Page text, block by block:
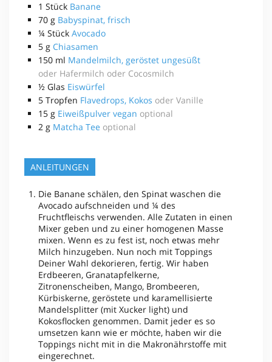
1 Stück Banane
70 g Babyspinat, frisch
¼ Stück Avocado
5 g Chiasamen
150 ml Mandelmilch, geröstet ungesüßt
oder Hafermilch oder Cocosmilch
½ Glas Eiswürfel
5 Tropfen Flavedrops, Kokos oder Vanille
15 g Eiweißpulver vegan optional
2 g Matcha Tee optional
ANLEITUNGEN
Die Banane schälen, den Spinat waschen die
Avocado aufschneiden und ¼ des
Fruchtfleischs verwenden. Alle Zutaten in einen
Mixer geben und zu einer homogenen Masse
mixen. Wenn es zu fest ist, noch etwas mehr
Milch hinzugeben. Nun noch mit Toppings
Deiner Wahl dekorieren, fertig. Wir haben
Erdbeeren, Granatapfelkerne,
Zitronenscheiben, Mango, Brombeeren,
Kürbiskerne, geröstete und karamellisierte
Mandelsplitter (mit Xucker light) und
Kokosflocken genommen. Damit jeder es so
umsetzen kann wie er möchte, haben wir die
Toppings nicht mit in die Makronährstoffe mit
eingerechnet.